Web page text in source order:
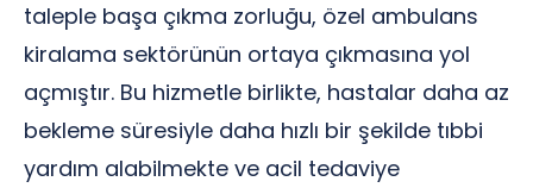
taleple başa çıkma zorluğu, özel ambulans
kiralama sektörünün ortaya çıkmasına yol
açmıştır. Bu hizmetle birlikte, hastalar daha az
bekleme süresiyle daha hızlı bir şekilde tıbbi
yardım alabilmekte ve acil tedaviye